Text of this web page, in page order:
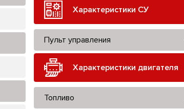
Характеристики СУ
Пульт управления
Характеристики двигателя
Топливо